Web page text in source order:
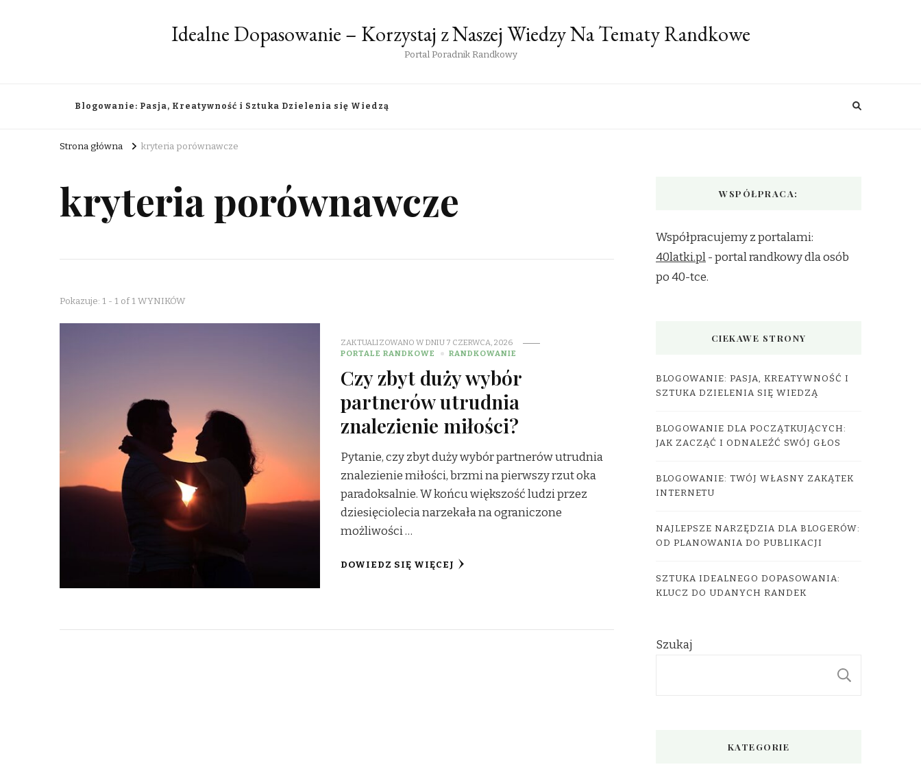
Idealne Dopasowanie – Korzystaj z Naszej Wiedzy Na Tematy Randkowe
Portal Poradnik Randkowy
Blogowanie: Pasja, Kreatywność i Sztuka Dzielenia się Wiedzą
Strona główna kryteria porównawcze
kryteria porównawcze
Pokazuje: 1 - 1 of 1 WYNIKÓW
ZAKTUALIZOWANO W DNIU 7 CZERWCA, 2026
PORTALE RANDKOWE
RANDKOWANIE
Czy zbyt duży wybór
partnerów utrudnia
znalezienie miłości?
Pytanie, czy zbyt duży wybór partnerów utrudnia
znalezienie miłości, brzmi na pierwszy rzut oka
paradoksalnie. W końcu większość ludzi przez
dziesięciolecia narzekała na ograniczone
możliwości …
DOWIEDZ SIĘ WIĘCEJ
WSPÓŁPRACA:
Współpracujemy z portalami:
40latki.pl- portal randkowy dla osób
po 40-tce.
CIEKAWE STRONY
BLOGOWANIE: PASJA, KREATYWNOŚĆ I
SZTUKA DZIELENIA SIĘ WIEDZĄ
BLOGOWANIE DLA POCZĄTKUJĄCYCH:
JAK ZACZĄĆ I ODNALEŹĆ SWÓJ GŁOS
BLOGOWANIE: TWÓJ WŁASNY ZAKĄTEK
INTERNETU
NAJLEPSZE NARZĘDZIA DLA BLOGERÓW:
OD PLANOWANIA DO PUBLIKACJI
SZTUKA IDEALNEGO DOPASOWANIA:
KLUCZ DO UDANYCH RANDEK
Szukaj
KATEGORIE